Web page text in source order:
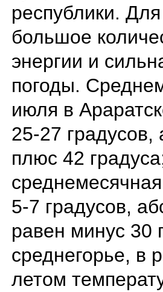
республики.
большое
энергии и
погоды.
июля в
25-27
плюс 42
5-7 градусов,
равен минус 30
среднегорье, в
летом